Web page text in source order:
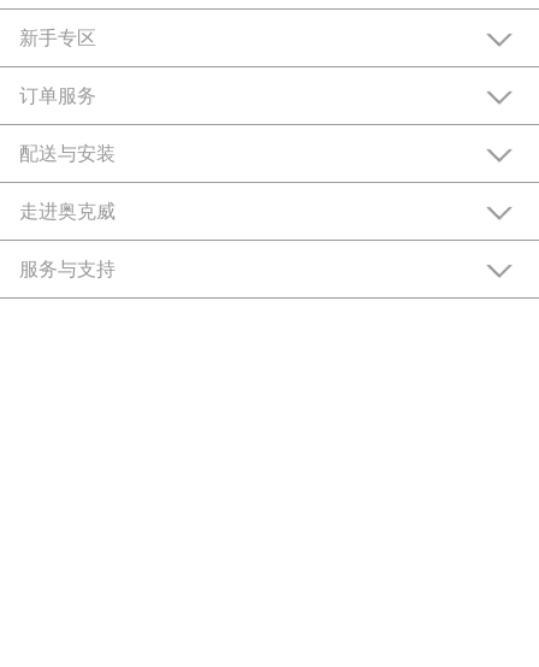
新手专区
订单服务
配送与安装
走进奥克威
服务与支持